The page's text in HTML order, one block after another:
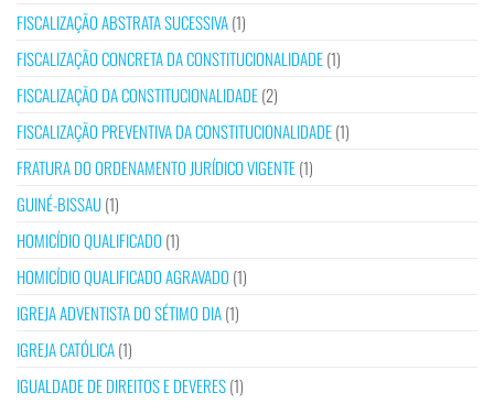
FISCALIZAÇÃO ABSTRATA SUCESSIVA(1)
FISCALIZAÇÃO CONCRETA DA CONSTITUCIONALIDADE(1)
FISCALIZAÇÃO DA CONSTITUCIONALIDADE(2)
FISCALIZAÇÃO PREVENTIVA DA CONSTITUCIONALIDADE(1)
FRATURA DO ORDENAMENTO JURÍDICO VIGENTE(1)
GUINÉ-BISSAU(1)
HOMICÍDIO QUALIFICADO (1)
HOMICÍDIO QUALIFICADO AGRAVADO (1)
IGREJA ADVENTISTA DO SÉTIMO DIA(1)
IGREJA CATÓLICA(1)
IGUALDADE DE DIREITOS E DEVERES(1)